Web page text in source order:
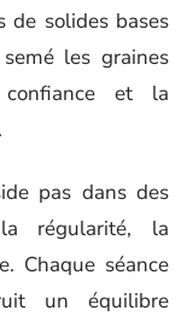
de solides bases
les graines
et la
pas dans des
régularité, la
Chaque séance
un équilibre